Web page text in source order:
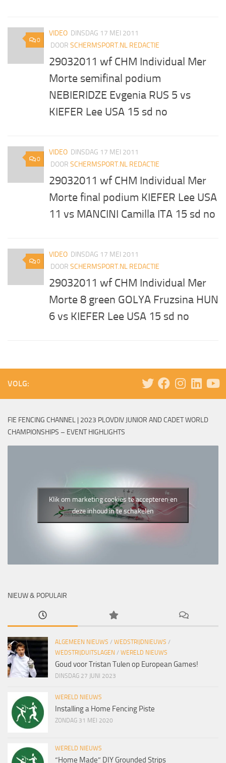
0
VIDEO DINSDAG 17 MEI 2011
DOOR SCHERMSPORT.NL REDACTIE
29032011 wf CHM Individual Mer
Morte semifinal podium
NEBIERIDZE Evgenia RUS 5 vs
KIEFER Lee USA 15 sd no
0
VIDEO DINSDAG 17 MEI 2011
DOOR SCHERMSPORT.NL REDACTIE
29032011 wf CHM Individual Mer
Morte final podium KIEFER Lee USA
11 vs MANCINI Camilla ITA 15 sd no
0
VIDEO DINSDAG 17 MEI 2011
DOOR SCHERMSPORT.NL REDACTIE
29032011 wf CHM Individual Mer
Morte 8 green GOLYA Fruzsina HUN
6 vs KIEFER Lee USA 15 sd no
VOLG:
FIE FENCING CHANNEL | 2023 PLOVDIV JUNIOR AND CADET WORLD
CHAMPIONSHIPS – EVENT HIGHLIGHTS
Klik om marketing cookies te accepteren en
deze inhoud in te schakelen
NIEUW & POPULAIR
ALGEMEEN NIEUWS / WEDSTRIJDNIEUWS /
WEDSTRIJDUITSLAGEN / WERELD NIEUWS
Goud voor Tristan Tulen op European Games!
DINSDAG 27 JUNI 2023
WERELD NIEUWS
Installing a Home Fencing Piste
ZONDAG 31 MEI 2020
WERELD NIEUWS
“Home Made” DIY Grounded Strips